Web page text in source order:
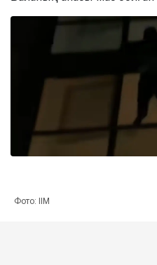
Фото: ІІМ